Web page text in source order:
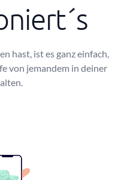
hast, ist es ganz einfach,
von jemandem in deiner